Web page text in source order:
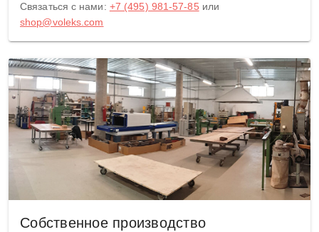
Связаться с нами: +7 (495) 981-57-85 или
shop@voleks.com
Собственное производство